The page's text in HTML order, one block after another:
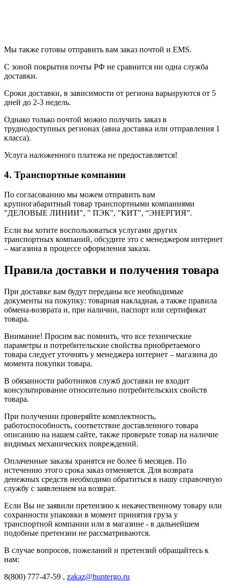
Мы также готовы отправить вам заказ почтой и EMS.
С зоной покрытия почты РФ не сравнится ни одна служба
доставки.
Сроки доставки, в зависимости от региона варьируются от 5
дней до 2-3 недель.
Однако только почтой можно получить заказ в
труднодоступных регионах (авиа доставка или отправления 1
класса).
Услуга наложенного платежа не предоставляется!
4. Транспортные компании
По согласованию мы можем отправить вам
крупногабаритный товар транспортными компаниями
"ДЕЛОВЫЕ ЛИНИИ", " ПЭК", "КИТ", “ЭНЕРГИЯ”.
Если вы хотите воспользоваться услугами других
транспортных компаний, обсудите это с менеджером интернет
– магазина в процессе оформления заказа.
Правила доставки и получения товара
При доставке вам будут переданы все необходимые
документы на покупку: товарная накладная, а также правила
обмена-возврата и, при наличии, паспорт или сертификат
товара.
Внимание! Просим вас помнить, что все технические
параметры и потребительские свойства приобретаемого
товара следует уточнять у менеджера интернет – магазина до
момента покупки товара.
В обязанности работников служб доставки не входит
консультирование относительно потребительских свойств
товара.
При получении проверяйте комплектность,
работоспособность, соответствие доставленного товара
описанию на нашем сайте, также проверьте товар на наличие
видимых механических повреждений.
Оплаченные заказы хранятся не более 6 месяцев. По
истечению этого срока заказ отменяется. Для возврата
денежных средств необходимо обратиться в нашу справочную
службу с заявлением на возврат.
Если Вы не заявили претензию к некачественному товару или
сохранности упаковки в момент принятия груза у
транспортной компании или в магазине - в дальнейшем
подобные претензии не рассматриваются.
В случае вопросов, пожеланий и претензий обращайтесь к
нам:
8(800) 777-47-59 , zakaz@huntergo.ru